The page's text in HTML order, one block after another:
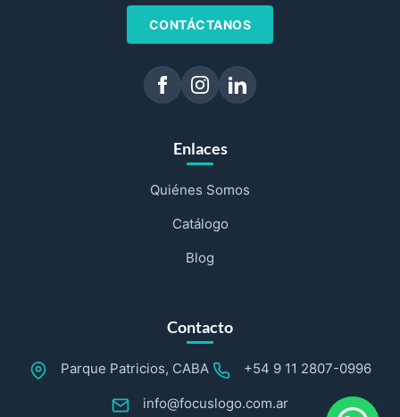
CONTÁCTANOS
Enlaces
Quiénes Somos
Catálogo
Blog
Contacto
Parque Patricios, CABA +54 9 11 2807-0996
info@focuslogo.com.ar